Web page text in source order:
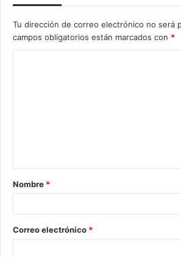
Tu dirección de correo electrónico no será
campos obligatorios están marcados con *
Nombre *
Correo electrónico *